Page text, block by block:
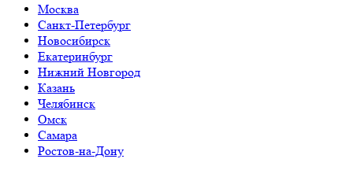
Москва
Санкт-Петербург
Новосибирск
Екатеринбург
Нижний Новгород
Казань
Челябинск
Омск
Самара
Ростов-на-Дону